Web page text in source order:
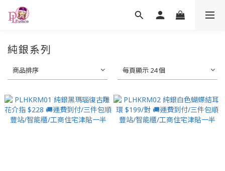
純銀系列
商品排序 每頁顯示 24 個